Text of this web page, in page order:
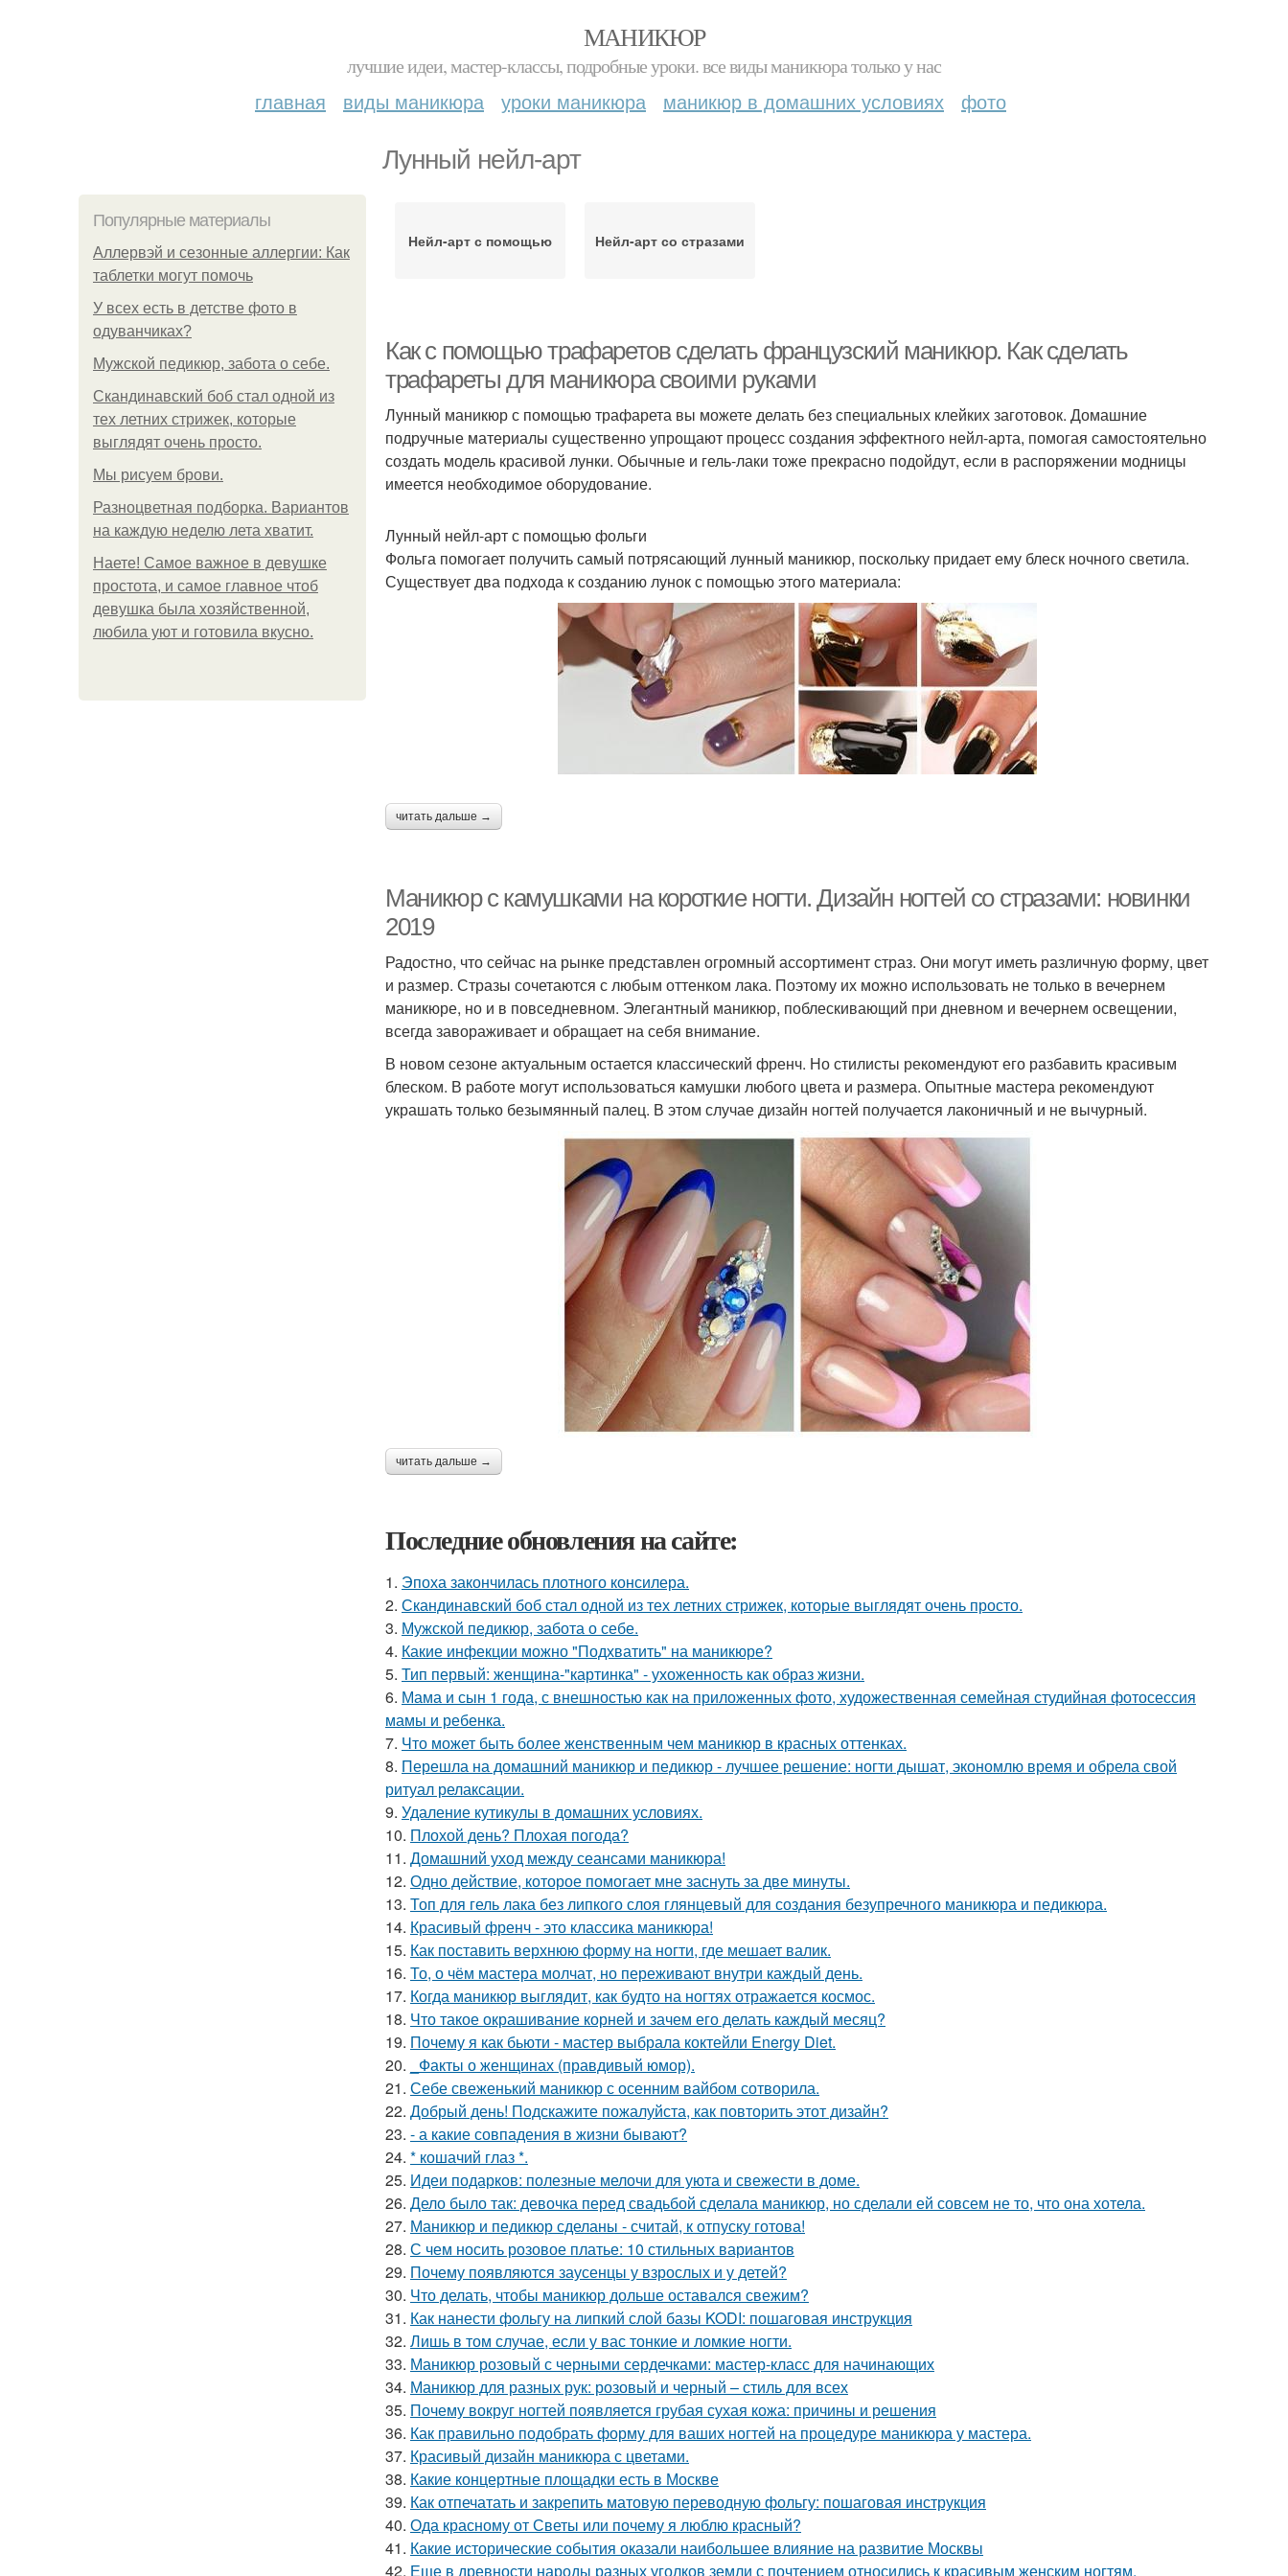
МАНИКЮР
лучшие идеи, мастер-классы, подробные уроки. все виды маникюра только у нас
главная виды маникюра уроки маникюра маникюр в домашних условиях фото
Лунный нейл-арт
Популярные материалы
Аллервэй и сезонные аллергии: Как
таблетки могут помочь
У всех есть в детстве фото в
одуванчиках?
Мужской педикюр, забота о себе.
Скандинавский боб стал одной из
тех летних стрижек, которые
выглядят очень просто.
Мы рисуем брови.
Разноцветная подборка. Вариантов
на каждую неделю лета хватит.
Наете! Самое важное в девушке
простота, и самое главное чтоб
девушка была хозяйственной,
любила уют и готовила вкусно.
Нейл-арт с помощью Нейл-арт со стразами
Как с помощью трафаретов сделать французский маникюр. Как сделать
трафареты для маникюра своими руками
Лунный маникюр с помощью трафарета вы можете делать без специальных клейких заготовок. Домашние
подручные материалы существенно упрощают процесс создания эффектного нейл-арта, помогая самостоятельно
создать модель красивой лунки. Обычные и гель-лаки тоже прекрасно подойдут, если в распоряжении модницы
имеется необходимое оборудование.
Лунный нейл-арт с помощью фольги
Фольга помогает получить самый потрясающий лунный маникюр, поскольку придает ему блеск ночного светила.
Существует два подхода к созданию лунок с помощью этого материала:
читать дальше →
Маникюр с камушками на короткие ногти. Дизайн ногтей со стразами: новинки
2019
Радостно, что сейчас на рынке представлен огромный ассортимент страз. Они могут иметь различную форму, цвет
и размер. Стразы сочетаются с любым оттенком лака. Поэтому их можно использовать не только в вечернем
маникюре, но и в повседневном. Элегантный маникюр, поблескивающий при дневном и вечернем освещении,
всегда завораживает и обращает на себя внимание.
В новом сезоне актуальным остается классический френч. Но стилисты рекомендуют его разбавить красивым
блеском. В работе могут использоваться камушки любого цвета и размера. Опытные мастера рекомендуют
украшать только безымянный палец. В этом случае дизайн ногтей получается лаконичный и не вычурный.
читать дальше →
Последние обновления на сайте:
1. Эпоха закончилась плотного консилера.
2. Скандинавский боб стал одной из тех летних стрижек, которые выглядят очень просто.
3. Мужской педикюр, забота о себе.
4. Какие инфекции можно "Подхватить" на маникюре?
5. Тип первый: женщина-"картинка" - ухоженность как образ жизни.
6. Мама и сын 1 года, с внешностью как на приложенных фото, художественная семейная студийная фотосессия
мамы и ребенка.
7. Что может быть более женственным чем маникюр в красных оттенках.
8. Перешла на домашний маникюр и педикюр - лучшее решение: ногти дышат, экономлю время и обрела свой
ритуал релаксации.
9. Удаление кутикулы в домашних условиях.
10. Плохой день? Плохая погода?
11. Домашний уход между сеансами маникюра!
12. Одно действие, которое помогает мне заснуть за две минуты.
13. Топ для гель лака без липкого слоя глянцевый для создания безупречного маникюра и педикюра.
14. Красивый френч - это классика маникюра!
15. Как поставить верхнюю форму на ногти, где мешает валик.
16. То, о чём мастера молчат, но переживают внутри каждый день.
17. Когда маникюр выглядит, как будто на ногтях отражается космос.
18. Что такое окрашивание корней и зачем его делать каждый месяц?
19. Почему я как бьюти - мастер выбрала коктейли Energy Diet.
20.
_Факты о женщинах (правдивый юмор).
21. Себе свеженький маникюр с осенним вайбом сотворила.
22. Добрый день! Подскажите пожалуйста, как повторить этот дизайн?
23. - а какие совпадения в жизни бывают?
24. * кошачий глаз *.
25. Идеи подарков: полезные мелочи для уюта и свежести в доме.
26. Дело было так: девочка перед свадьбой сделала маникюр, но сделали ей совсем не то, что она хотела.
27. Маникюр и педикюр сделаны - считай, к отпуску готова!
28. С чем носить розовое платье: 10 стильных вариантов
29. Почему появляются заусенцы у взрослых и у детей?
30. Что делать, чтобы маникюр дольше оставался свежим?
31. Как нанести фольгу на липкий слой базы KODI: пошаговая инструкция
32. Лишь в том случае, если у вас тонкие и ломкие ногти.
33. Маникюр розовый с черными сердечками: мастер-класс для начинающих
34. Маникюр для разных рук: розовый и черный – стиль для всех
35. Почему вокруг ногтей появляется грубая сухая кожа: причины и решения
36. Как правильно подобрать форму для ваших ногтей на процедуре маникюра у мастера.
37. Красивый дизайн маникюра с цветами.
38. Какие концертные площадки есть в Москве
39. Как отпечатать и закрепить матовую переводную фольгу: пошаговая инструкция
40. Ода красному от Светы или почему я люблю красный?
41. Какие исторические события оказали наибольшее влияние на развитие Москвы
42. Еще в древности народы разных уголков земли с почтением относились к красивым женским ногтям.